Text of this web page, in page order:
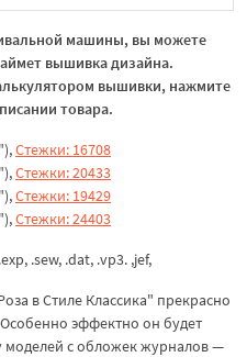
машины, вы можете
вышивка дизайна.
вышивки, нажмите
товара.
Стежки: 16708
Стежки: 20433
Стежки: 19429
Стежки: 24403
.sew, .dat, .vp3. ,jef,
в Стиле Классика" прекрасно
эффектно он будет
моделей с обложек журналов —